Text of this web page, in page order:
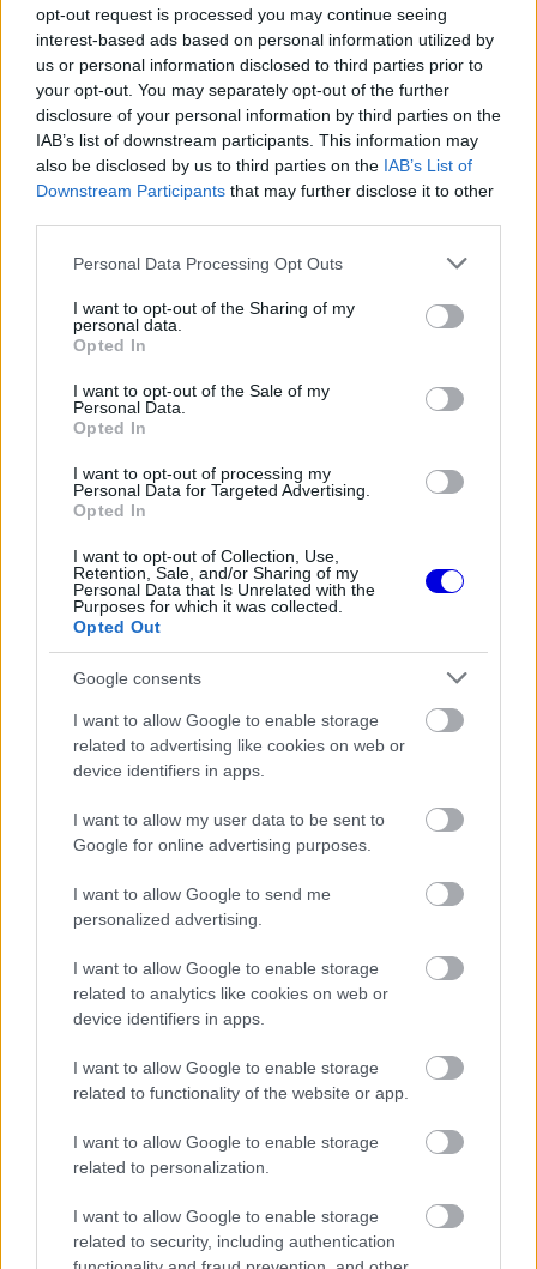
opt-out request is processed you may continue seeing
interest-based ads based on personal information utilized by
us or personal information disclosed to third parties prior to
your opt-out. You may separately opt-out of the further
disclosure of your personal information by third parties on the
IAB’s list of downstream participants. This information may
also be disclosed by us to third parties on the IAB’s List of
Downstream Participants that may further disclose it to other
Please note that this website/app uses one or more Google
not limited to your visit or usage behaviour. You may click to
grant or deny consent to Google and its third-party tags to
use your data for below specified purposes in below Google
consent section.
Personal Data Processing Opt Outs
I want to opt-out of the Sharing of my
personal data.
Opted In
I want to opt-out of the Sale of my
Personal Data.
Opted In
I want to opt-out of processing my
Personal Data for Targeted Advertising.
Opted In
I want to opt-out of Collection, Use,
Retention, Sale, and/or Sharing of my
Personal Data that Is Unrelated with the
Purposes for which it was collected.
Opted Out
Google consents
I want to allow Google to enable storage
related to advertising like cookies on web or
device identifiers in apps.
I want to allow my user data to be sent to
Google for online advertising purposes.
I want to allow Google to send me
personalized advertising.
I want to allow Google to enable storage
related to analytics like cookies on web or
device identifiers in apps.
I want to allow Google to enable storage
related to functionality of the website or app.
I want to allow Google to enable storage
related to personalization.
I want to allow Google to enable storage
related to security, including authentication
nehézségeit azzal magyarázta, hogy Alonso a
maximális eredményt hajszolta, ám közben
szerinte átlépett egy határt.
„Alonsóról őszintén azt kell mondanom, hogy nem
jöttem ki vele jól. Olyan csapattárs volt, aki a
lehető legtöbbet akarta kihozni mindenből, de ha
megmaradt volna a vezetésnél és a fejlesztés
Costa.
Costa szerint Alonso képességei alapján jóval
nagyobb eredménysort is felépíthetett volna, ha
nem próbálja a háttérben formálni a csapatok
működését.